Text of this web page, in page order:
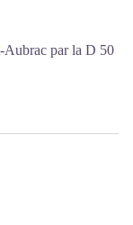
Aubrac par la D 50